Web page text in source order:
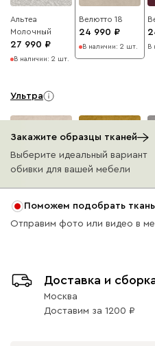
Альтеа
Молочный
27 990
В наличии: 2 шт.
Велютто 18
24 990
В наличии: 2 шт. В
Ультра
Айвори (Ivory)
Горчичный
(Mustard)
Закажите образцы тканей
Выберите идеальный вариант
обивки для вашей мебели
Поможем подобрать ткань
Отправим фото или видео в
Доставка и
Москва
Доставим за 1200